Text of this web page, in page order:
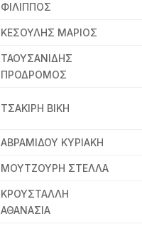
ΦΙΛΙΠΠΟΣ
ΚΕΣΟΥΛΗΣ ΜΑΡΙΟΣ
ΤΑΟΥΣΑΝΙΔΗΣ
ΠΡΟΔΡΟΜΟΣ
ΤΣΑΚΙΡΗ ΒΙΚΗ
ΑΒΡΑΜΙΔΟΥ ΚΥΡΙΑΚΗ
ΜΟΥΤΖΟΥΡΗ ΣΤΕΛΛΑ
ΚΡΟΥΣΤΑΛΛΗ
ΑΘΑΝΑΣΙΑ